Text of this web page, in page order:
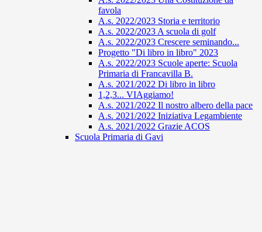
favola
A.s. 2022/2023 Storia e territorio
A.s. 2022/2023 A scuola di golf
A.s. 2022/2023 Crescere seminando...
Progetto "Di libro in libro" 2023
A.s. 2022/2023 Scuole aperte: Scuola
Primaria di Francavilla B.
A.s. 2021/2022 Di libro in libro
1,2,3... VIAggiamo!
A.s. 2021/2022 Il nostro albero della pace
A.s. 2021/2022 Iniziativa Legambiente
A.s. 2021/2022 Grazie ACOS
Scuola Primaria di Gavi